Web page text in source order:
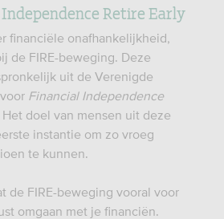
Retire Early
financiële onafhankelijkheid,
de FIRE-beweging. Deze
uit de Verenigde
Financial Independence
Het doel van mensen uit deze
instantie om zo vroeg
te kunnen.
de FIRE-beweging vooral voor
omgaan met je financiën.